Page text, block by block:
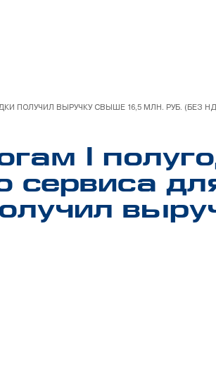
ПОЛУЧИЛ ВЫРУЧКУ СВЫШЕ 16,5 МЛН. РУБ. (БЕЗ
I
сервиса